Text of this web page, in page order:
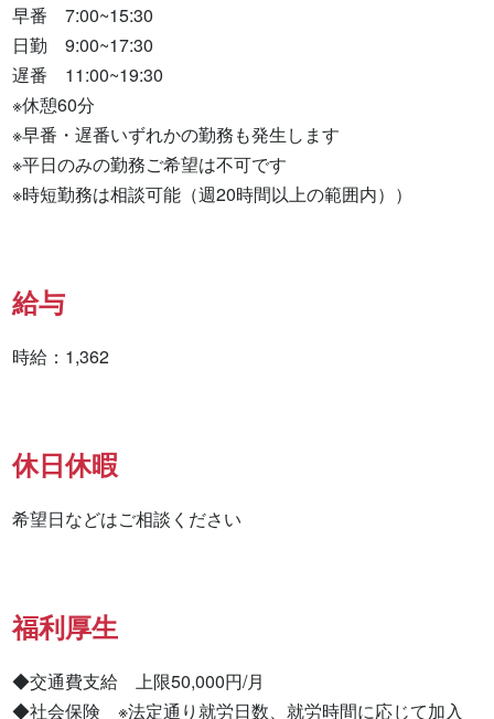
早番　7:00~15:30
日勤　9:00~17:30
遅番　11:00~19:30
※休憩60分
※早番・遅番いずれかの勤務も発生します
※平日のみの勤務ご希望は不可です
※時短勤務は相談可能（週20時間以上の範囲内））
給与
時給：1,362
休日休暇
希望日などはご相談ください
福利厚生
◆交通費支給　上限50,000円/月
◆社会保険　※法定通り就労日数、就労時間に応じて加入